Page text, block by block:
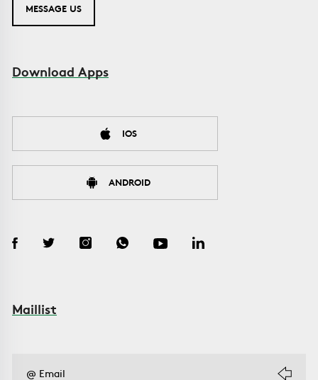
MESSAGE US
Download Apps
IOS
ANDROID
Maillist